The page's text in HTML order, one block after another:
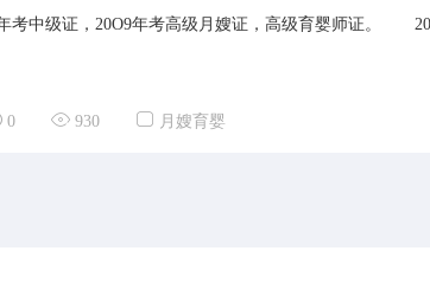
考中级证，20O9年考高级月嫂证，高级育婴师证。
0 930 月嫂育婴